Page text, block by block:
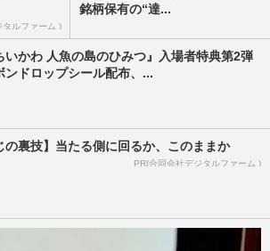
タルファーム )
銘柄保有の“達...
いかわ 人魚の島のひみつ』入場者特典第2弾
ンドロップシール配布、...
の裏技】当たる側に回るか、このままか
PR(合同会社デジタルファーム )